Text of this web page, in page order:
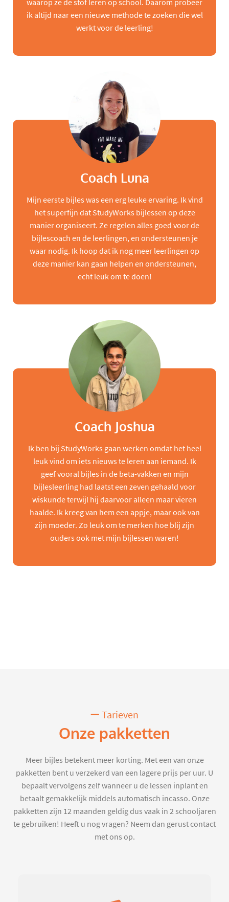
waarop ze de stof leren op school. Daarom probeer
ik altijd naar een nieuwe methode te zoeken die wel
werkt voor de leerling!
Coach Luna
Mijn eerste bijles was een erg leuke ervaring. Ik vind
het superfijn dat StudyWorks bijlessen op deze
manier organiseert. Ze regelen alles goed voor de
bijlescoach en de leerlingen, en ondersteunen je
waar nodig. Ik hoop dat ik nog meer leerlingen op
deze manier kan gaan helpen en ondersteunen,
echt leuk om te doen!
Coach Joshua
Ik ben bij StudyWorks gaan werken omdat het heel
leuk vind om iets nieuws te leren aan iemand. Ik
geef vooral bijles in de beta-vakken en mijn
bijlesleerling had laatst een zeven gehaald voor
wiskunde terwijl hij daarvoor alleen maar vieren
haalde. Ik kreeg van hem een appje, maar ook van
zijn moeder. Zo leuk om te merken hoe blij zijn
ouders ook met mijn bijlessen waren!
Tarieven
Onze pakketten
Meer bijles betekent meer korting. Met een van onze
pakketten bent u verzekerd van een lagere prijs per uur. U
bepaalt vervolgens zelf wanneer u de lessen inplant en
betaalt gemakkelijk middels automatisch incasso. Onze
pakketten zijn 12 maanden geldig dus vaak in 2 schooljaren
te gebruiken! Heeft u nog vragen? Neem dan gerust contact
met ons op.